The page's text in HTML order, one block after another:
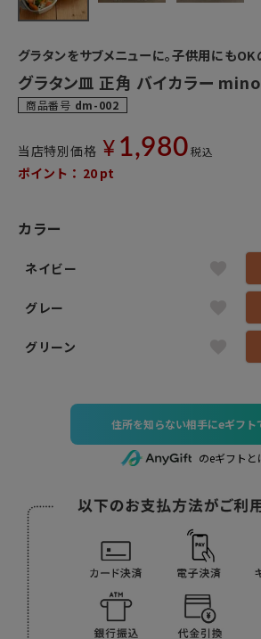
グラタンをサブメニューに。子供用にもOK
グラタン皿 正角 バイカラー
商品番号 dm-002
当店特別価格 ¥ 1,980 税込
ポイント： 20 pt
カラー
ネイビー
グレー
グリーン
住所を知らない相手にeギフト
のeギフトと